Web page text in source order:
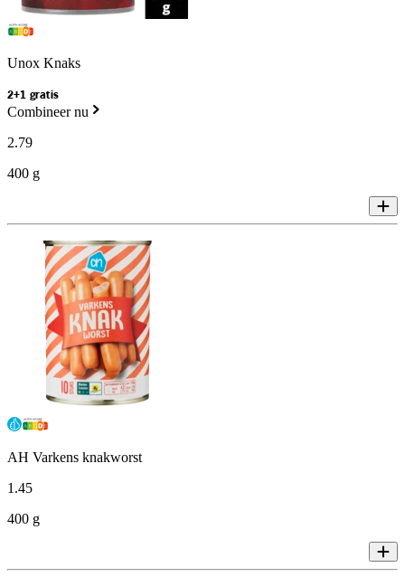
Unox Knaks
2+1 gratis
Combineer nu
2.79
400 g
AH Varkens knakworst
1.45
400 g